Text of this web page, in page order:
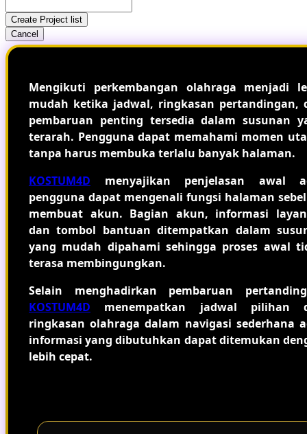
Create Project list
Cancel
Mengikuti perkembangan olahraga menjadi
mudah ketika jadwal, ringkasan pertandingan,
pembaruan penting tersedia dalam susunan
terarah. Pengguna dapat memahami momen
tanpa harus membuka terlalu banyak halaman.
KOSTUM4D menyajikan penjelasan awal
pengguna dapat mengenali fungsi halaman
membuat akun. Bagian akun, informasi
dan tombol bantuan ditempatkan dalam
yang mudah dipahami sehingga proses awal
terasa membingungkan.
Selain menghadirkan pembaruan
KOSTUM4D menempatkan jadwal pilihan
ringkasan olahraga dalam navigasi sederhana
informasi yang dibutuhkan dapat ditemukan
lebih cepat.